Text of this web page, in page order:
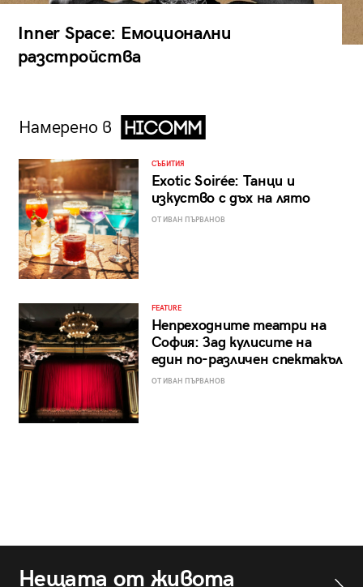
Inner Space: Емоционални
разстройства
Намерено в
СЪБИТИЯ
Exotic Soirée: Танци и
изкуство с дъх на лято
ОТ ИВАН ПЪРВАНОВ
FEATURE
Непреходните театри на
София: Зад кулисите на
един по-различен спектакъл
ОТ ИВАН ПЪРВАНОВ
Нещата от живота